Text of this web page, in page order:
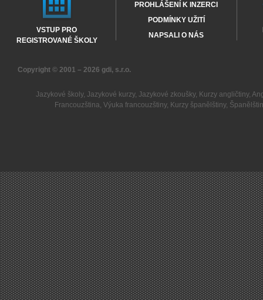
VSTUP PRO
REGISTROVANÉ ŠKOLY
PROHLÁŠENÍ K INZERCI
PODMÍNKY UŽITÍ
NAPSALI O NÁS
Copyright © 2001 – 2026 gdi, s.r.o.
Jazykové školy, Jazykové kurzy, Jazykové zkoušky, Kurzy angličtiny,
Francouzština,Výuka francouzštiny, Kurzy španělštiny,